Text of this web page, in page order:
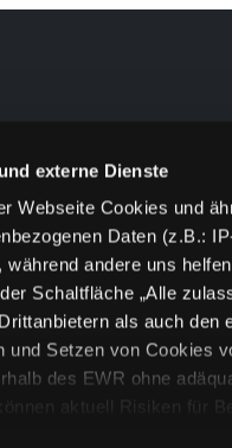
externe Dienste
Webseite Cookies und
Daten (z.B.:
andere uns
Schaltfläche „Alle
als auch den
und Setzen von Cookies
des EWR ohne
aktuell Risiken für